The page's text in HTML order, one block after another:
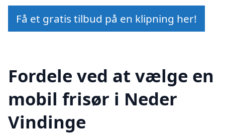
Få et gratis tilbud på en klipning her!
Fordele ved at vælge en
mobil frisør i Neder
Vindinge